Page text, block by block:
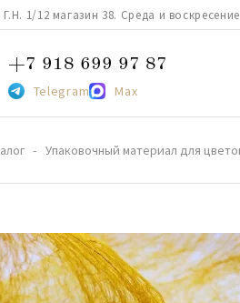
1/12 магазин 38. Среда и
+7 918 699 97 87
Telegram Max
Упаковочный материал для